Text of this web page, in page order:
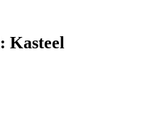
Kasteel